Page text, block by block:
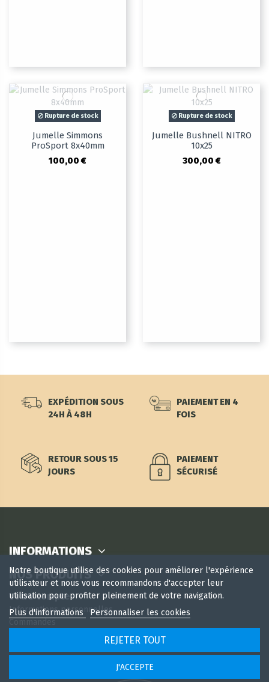
Rupture de stock
Jumelle Simmons
ProSport 8x40mm
100,00 €
Rupture de stock
Jumelle Bushnell NITRO
10x25
300,00 €
EXPÉDITION SOUS
24H À 48H
PAIEMENT EN 4
FOIS
RETOUR SOUS 15
JOURS
PAIEMENT
SÉCURISÉ
INFORMATIONS
NOS PRODUITS
Votre compte
Informations personnelles
Notre boutique utilise des cookies pour améliorer l'expérience
utilisateur et nous vous recommandons d'accepter leur
utilisation pour profiter pleinement de votre navigation.
Plus d'informations
Personnaliser les cookies
REJETER TOUT
J'ACCEPTE